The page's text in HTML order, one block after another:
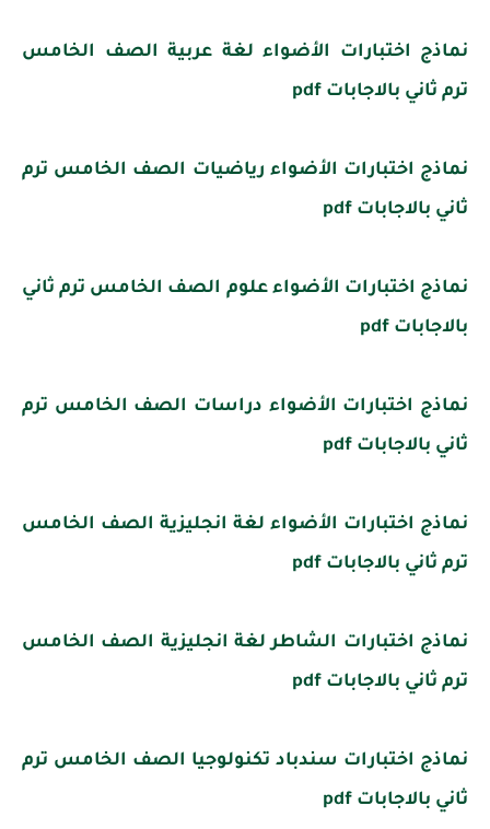
نماذج اختبارات الأضواء لغة عربية الصف الخامس
ترم ثاني بالاجابات pdf
نماذج اختبارات الأضواء رياضيات الصف الخامس ترم
ثاني بالاجابات pdf
نماذج اختبارات الأضواء علوم الصف الخامس ترم ثاني
بالاجابات pdf
نماذج اختبارات الأضواء دراسات الصف الخامس ترم
ثاني بالاجابات pdf
نماذج اختبارات الأضواء لغة انجليزية الصف الخامس
ترم ثاني بالاجابات pdf
نماذج اختبارات الشاطر لغة انجليزية الصف الخامس
ترم ثاني بالاجابات pdf
نماذج اختبارات سندباد تكنولوجيا الصف الخامس ترم
ثاني بالاجابات pdf